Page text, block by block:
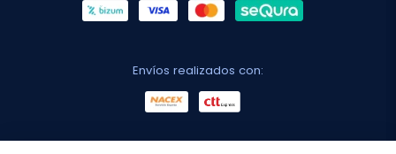
Envíos realizados con: